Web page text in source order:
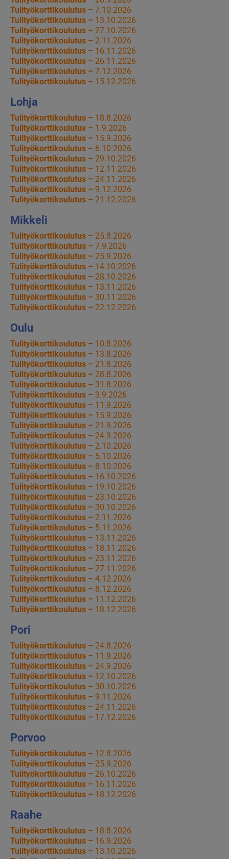
Tulityökorttikoulutus – 7.10.2026
Tulityökorttikoulutus – 13.10.2026
Tulityökorttikoulutus – 27.10.2026
Tulityökorttikoulutus – 2.11.2026
Tulityökorttikoulutus – 16.11.2026
Tulityökorttikoulutus – 26.11.2026
Tulityökorttikoulutus – 7.12.2026
Tulityökorttikoulutus – 15.12.2026
Lohja
Tulityökorttikoulutus – 18.8.2026
Tulityökorttikoulutus – 1.9.2026
Tulityökorttikoulutus – 15.9.2026
Tulityökorttikoulutus – 6.10.2026
Tulityökorttikoulutus – 29.10.2026
Tulityökorttikoulutus – 12.11.2026
Tulityökorttikoulutus – 24.11.2026
Tulityökorttikoulutus – 9.12.2026
Tulityökorttikoulutus – 21.12.2026
Mikkeli
Tulityökorttikoulutus – 25.8.2026
Tulityökorttikoulutus – 7.9.2026
Tulityökorttikoulutus – 25.9.2026
Tulityökorttikoulutus – 14.10.2026
Tulityökorttikoulutus – 28.10.2026
Tulityökorttikoulutus – 13.11.2026
Tulityökorttikoulutus – 30.11.2026
Tulityökorttikoulutus – 22.12.2026
Oulu
Tulityökorttikoulutus – 10.8.2026
Tulityökorttikoulutus – 13.8.2026
Tulityökorttikoulutus – 21.8.2026
Tulityökorttikoulutus – 28.8.2026
Tulityökorttikoulutus – 31.8.2026
Tulityökorttikoulutus – 3.9.2026
Tulityökorttikoulutus – 11.9.2026
Tulityökorttikoulutus – 15.9.2026
Tulityökorttikoulutus – 21.9.2026
Tulityökorttikoulutus – 24.9.2026
Tulityökorttikoulutus – 2.10.2026
Tulityökorttikoulutus – 5.10.2026
Tulityökorttikoulutus – 8.10.2026
Tulityökorttikoulutus – 16.10.2026
Tulityökorttikoulutus – 19.10.2026
Tulityökorttikoulutus – 23.10.2026
Tulityökorttikoulutus – 30.10.2026
Tulityökorttikoulutus – 2.11.2026
Tulityökorttikoulutus – 5.11.2026
Tulityökorttikoulutus – 13.11.2026
Tulityökorttikoulutus – 18.11.2026
Tulityökorttikoulutus – 23.11.2026
Tulityökorttikoulutus – 27.11.2026
Tulityökorttikoulutus – 4.12.2026
Tulityökorttikoulutus – 8.12.2026
Tulityökorttikoulutus – 11.12.2026
Tulityökorttikoulutus – 18.12.2026
Pori
Tulityökorttikoulutus – 24.8.2026
Tulityökorttikoulutus – 11.9.2026
Tulityökorttikoulutus – 24.9.2026
Tulityökorttikoulutus – 12.10.2026
Tulityökorttikoulutus – 30.10.2026
Tulityökorttikoulutus – 9.11.2026
Tulityökorttikoulutus – 24.11.2026
Tulityökorttikoulutus – 17.12.2026
Porvoo
Tulityökorttikoulutus – 12.8.2026
Tulityökorttikoulutus – 25.9.2026
Tulityökorttikoulutus – 26.10.2026
Tulityökorttikoulutus – 16.11.2026
Tulityökorttikoulutus – 18.12.2026
Raahe
Tulityökorttikoulutus – 18.8.2026
Tulityökorttikoulutus – 16.9.2026
Tulityökorttikoulutus – 13.10.2026